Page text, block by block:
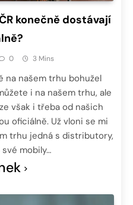
konečně dostávají
0 3 Mins
na našem trhu bohužel
i na našem trhu, ale
však i třeba od našich
oficiálně. Už vloni se mi
trhu jedná s distributory,
mobily…